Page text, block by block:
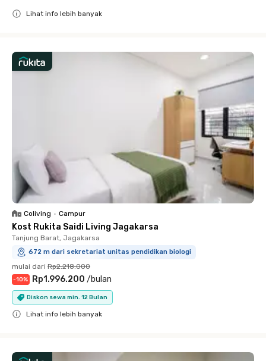
Lihat info lebih banyak
Coliving • Campur
Kost Rukita Saidi Living Jagakarsa
Tanjung Barat, Jagakarsa
672 m dari sekretariat unitas pendidikan biologi
mulai dari Rp2.218.000
-10% Rp1.996.200 /bulan
Diskon sewa min. 12 Bulan
Lihat info lebih banyak